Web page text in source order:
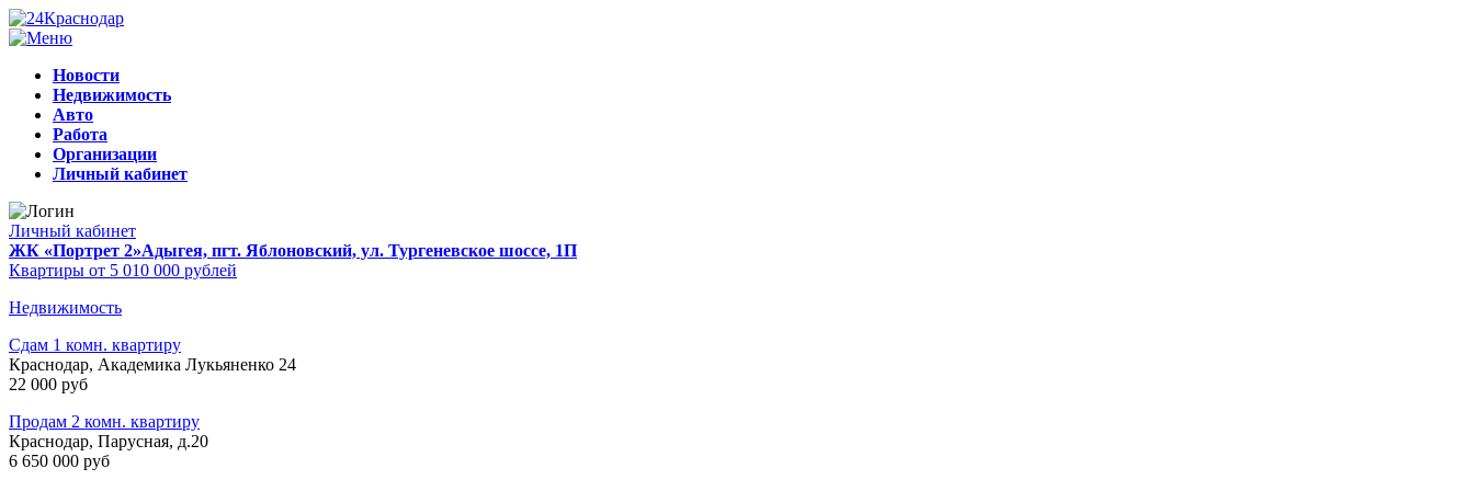
Новости
Недвижимость
Авто
Работа
Организации
Личный кабинет
Личный кабинет
ЖК «Портрет 2»Адыгея, пгт. Яблоновский, ул. Тургеневское шоссе, 1П
Квартиры от 5 010 000 рублей
Недвижимость
Сдам 1 комн. квартиру
Краснодар, Академика Лукьяненко 24
22 000 руб
Продам 2 комн. квартиру
Краснодар, Парусная, д.20
6 650 000 руб